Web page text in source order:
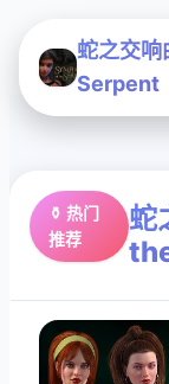
蛇之交
Serpent
⚱️ 热门
推荐
蛇